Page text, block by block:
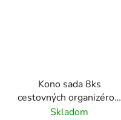
Kono sada 8ks
cestovných organizérov,
boxov do kufra Ružová
Skladom